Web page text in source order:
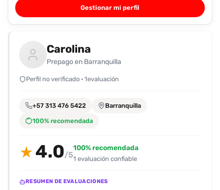
Pronto
podrás
registrarte
guardar
favoritas
para
fácilmente.
Gestionar mi perfil
Carolina
Prepago en Barranquilla
Perfil no verificado · 1evaluación
+57 313 476 5422 Barranquilla
100% recomendada
★ 4.0/5
100% recomendada
1 evaluación confiable
RESUMEN DE EVALUACIONES